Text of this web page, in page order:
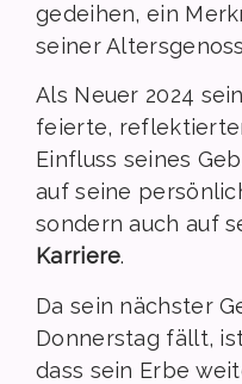
gedeihen, ein
seiner
Als Neuer 2024
feierte,
Einfluss seines
auf seine
sondern auch auf
Karriere.
Da sein nächster
Donnerstag fällt,
dass sein Erbe